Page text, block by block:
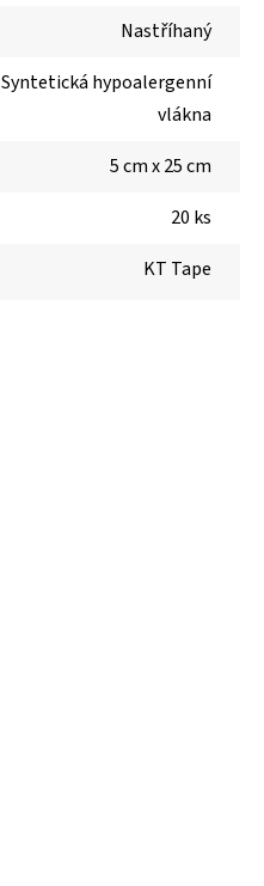
Nastříhaný
Syntetická hypoalergenní
vlákna
5 cm x 25 cm
20 ks
KT Tape